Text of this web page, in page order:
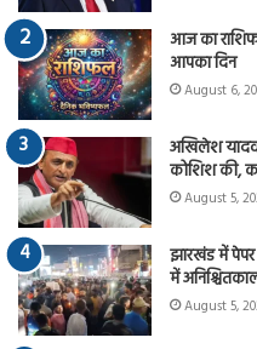
आज का
आपका दिन
August 6,
अखिलेश यादव
कोशिश की,
August 5,
झारखंड में
में
August 5,